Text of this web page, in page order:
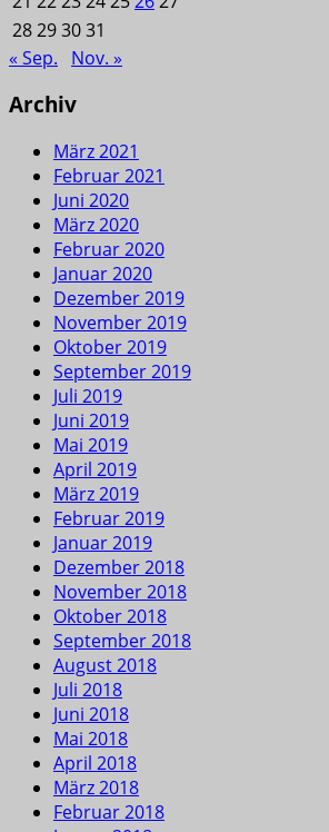
28293031
« Sep.
Nov. »
Archiv
März 2021
Februar 2021
Juni 2020
März 2020
Februar 2020
Januar 2020
Dezember 2019
November 2019
Oktober 2019
September 2019
Juli 2019
Juni 2019
Mai 2019
April 2019
März 2019
Februar 2019
Januar 2019
Dezember 2018
November 2018
Oktober 2018
September 2018
August 2018
Juli 2018
Juni 2018
Mai 2018
April 2018
März 2018
Februar 2018